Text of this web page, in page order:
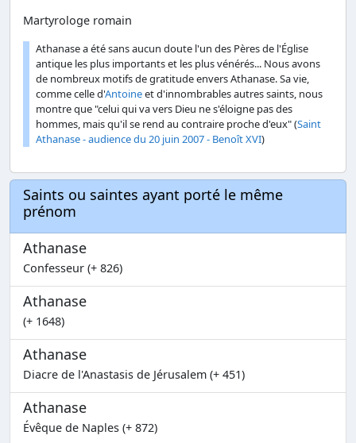
Martyrologe romain
Athanase a été sans aucun doute l'un des Pères de l'Église
antique les plus importants et les plus vénérés... Nous avons
de nombreux motifs de gratitude envers Athanase. Sa vie,
comme celle d'Antoineet d'innombrables autres saints, nous
montre que "celui qui va vers Dieu ne s'éloigne pas des
hommes, mais qu'il se rend au contraire proche d'eux" (Saint
Athanase - audience du 20 juin 2007 - Benoît XVI)
Saints ou saintes ayant porté le même
prénom
Athanase
Confesseur (+ 826)
Athanase
(+ 1648)
Athanase
Diacre de l'Anastasis de Jérusalem (+ 451)
Athanase
Évêque de Naples (+ 872)